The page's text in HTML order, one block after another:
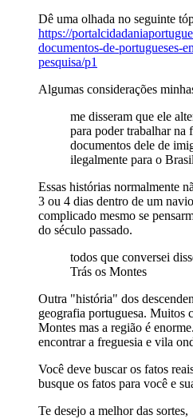
Dê uma olhada no seguinte
https://
documentos-de-portugueses-
pesquisa/p1
Algumas considerações
me disseram que ele
para poder trabalhar na
documentos dele de
ilegalmente para o Brasil
Essas histórias normalmente
3 ou 4 dias dentro de um
complicado mesmo se
do século passado.
todos que conversei
Trás os Montes
Outra "história" dos
geografia portuguesa. Muitos
Montes mas a região é
encontrar a freguesia e vila
Você deve buscar os fatos
busque os fatos para você e
Te desejo a melhor das sortes,